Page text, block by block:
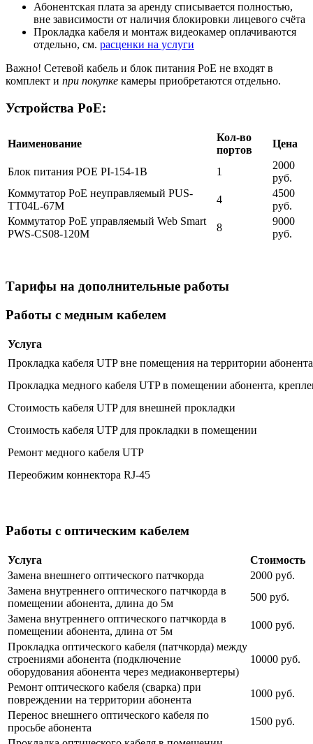
Абонентская плата за аренду списывается полностью,
вне зависимости от наличия блокировки лицевого счёта
Прокладка кабеля и монтаж видеокамер оплачиваются
отдельно, см. расценки на услуги
Важно! Сетевой кабель и блок питания PoE не входят в
комплект и при покупке камеры приобретаются отдельно.
Устройства PoE:
Наименование
Кол-во
портов
Цена
Блок питания POE PI-154-1B 1
2000
руб.
Коммутатор PoE неуправляемый PUS-
TT04L-67M
4
4500
руб.
Коммутатор PoE управляемый Web Smart
PWS-CS08-120M
8
9000
руб.
Тарифы на дополнительные работы
Работы с медным кабелем
Услуга
Прокладка кабеля UTP вне помещения на территории
Прокладка медного кабеля UTP в помещении абонента,
Стоимость кабеля UTP для внешней прокладки
Стоимость кабеля UTP для прокладки в помещении
Ремонт медного кабеля UTP
Переобжим коннектора RJ-45
Работы с оптическим кабелем
Услуга
Стоимость
Замена внешнего оптического патчкорда
2000 руб.
Замена внутреннего оптического патчкорда в
помещении абонента, длина до 5м
500 руб.
Замена внутреннего оптического патчкорда в
помещении абонента, длина от 5м
1000 руб.
Прокладка оптического кабеля (патчкорда) между
строениями абонента (подключение
оборудования абонента через медиаконвертеры)
10000 руб.
Ремонт оптического кабеля (сварка) при
повреждении на территории абонента
1000 руб.
Перенос внешнего оптического кабеля по
просьбе абонента
1500 руб.